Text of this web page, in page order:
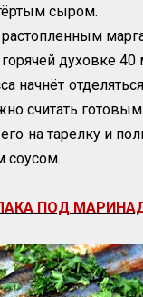
сыром.
духовке 40
начнёт
считать
на тарелку и
соусом.
ПОД